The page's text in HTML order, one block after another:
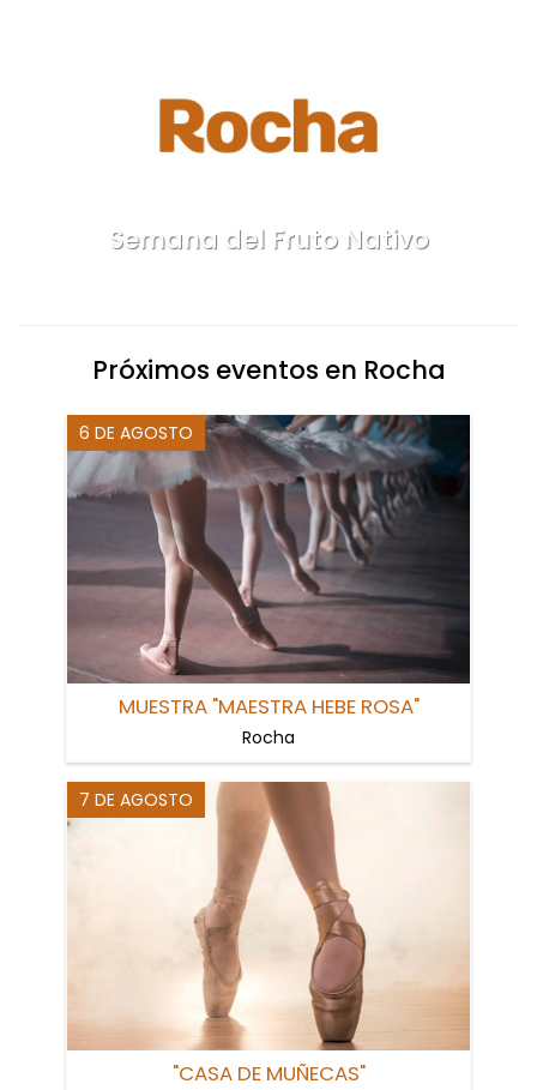
Semana del Fruto Nativo
Próximos eventos en Rocha
6 DE AGOSTO
MUESTRA "MAESTRA HEBE ROSA"
Rocha
7 DE AGOSTO
"CASA DE MUÑECAS"